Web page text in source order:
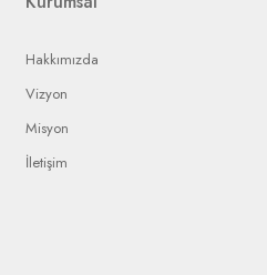
Hakkımızda
Vizyon
Misyon
İletişim